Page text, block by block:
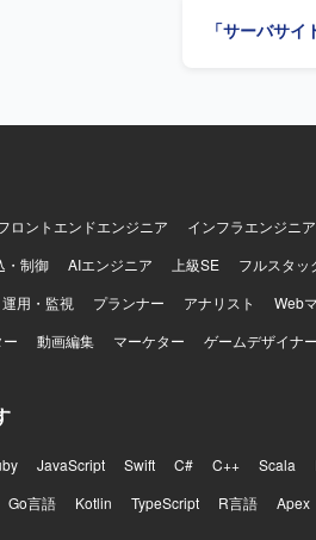
い技術や未
ています。
環境改善が業
としての総合
長したショップの
ービス（
す。
「サーバサ
ロントエンドエンジニア インフラエンジニア
・制御 AIエンジニア 上級SE フルスタッ
運用・監視 プランナー アナリスト Web
動画編集 マーケター ゲームデザイナー
JavaScript Swift C# C++ Scala
Go言語 Kotlin TypeScript R言語 Apex